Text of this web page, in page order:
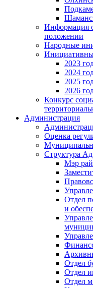
Информация
положении
Народные
2023
2024
2025
2026
Конкурс
Администрация
Оценка
Структура
Мэр
Отдел
и
Отдел
Отдел
Отдел